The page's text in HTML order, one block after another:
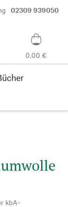
02309 939050
0,00 €
kbA-